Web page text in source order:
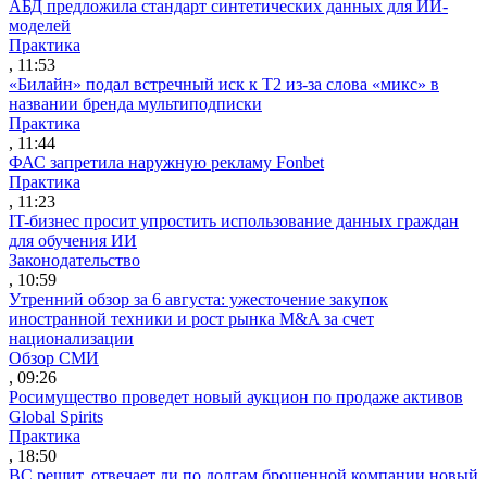
АБД предложила стандарт синтетических данных для ИИ-
моделей
Практика
, 11:53
«Билайн» подал встречный иск к Т2 из-за слова «микс» в
названии бренда мультиподписки
Практика
, 11:44
ФАС запретила наружную рекламу Fonbet
Практика
, 11:23
IT-бизнес просит упростить использование данных граждан
для обучения ИИ
Законодательство
, 10:59
Утренний обзор за 6 августа: ужесточение закупок
иностранной техники и рост рынка M&A за счет
национализации
Обзор СМИ
, 09:26
Росимущество проведет новый аукцион по продаже активов
Global Spirits
Практика
, 18:50
ВС решит, отвечает ли по долгам брошенной компании новый